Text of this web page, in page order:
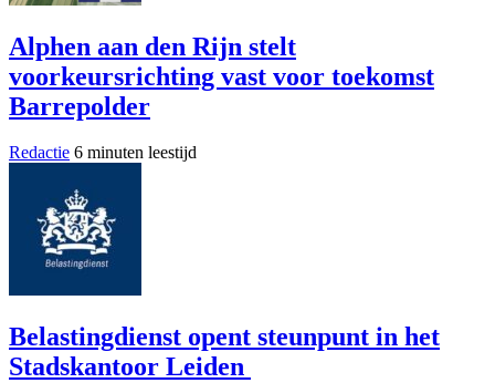
Alphen aan den Rijn stelt
voorkeursrichting vast voor toekomst
Barrepolder
Redactie 6 minuten leestijd
Belastingdienst opent steunpunt in het
Stadskantoor Leiden